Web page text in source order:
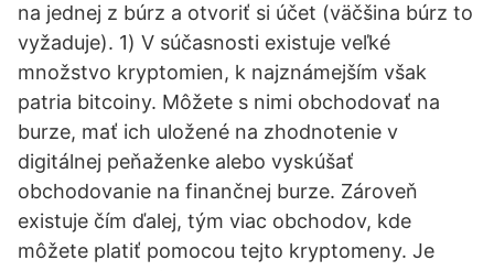
na jednej z búrz a otvoriť si účet (väčšina búrz to
vyžaduje). 1) V súčasnosti existuje veľké
množstvo kryptomien, k najznámejším však
patria bitcoiny. Môžete s nimi obchodovať na
burze, mať ich uložené na zhodnotenie v
digitálnej peňaženke alebo vyskúšať
obchodovanie na finančnej burze. Zároveň
existuje čím ďalej, tým viac obchodov, kde
môžete platiť pomocou tejto kryptomeny. Je